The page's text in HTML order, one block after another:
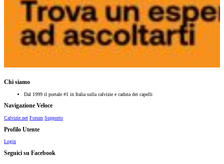
Chi siamo
Dal 1999 il portale #1 in Italia sulla calvizie e caduta dei capelli
Navigazione Veloce
Calvizie.net Forum Supporto
Profilo Utente
Login
Seguici su Facebook